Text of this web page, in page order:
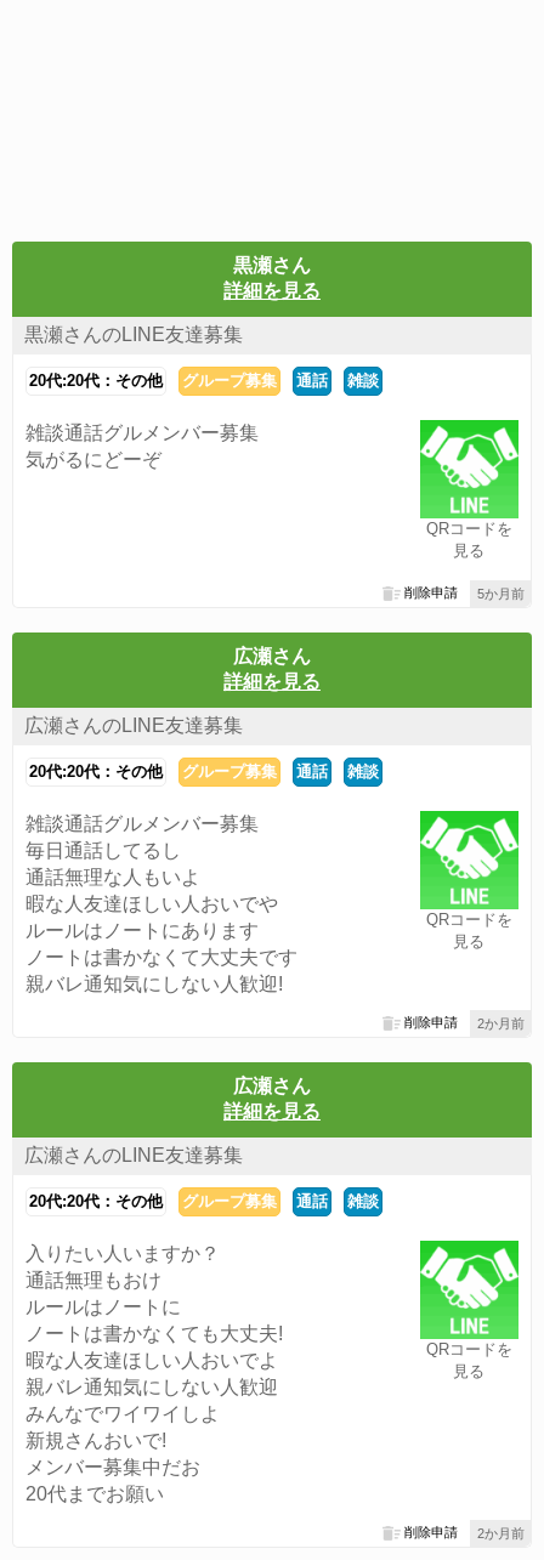
黒瀬さん
詳細を見る
黒瀬さんのLINE友達募集
20代:20代：その他 グループ募集 通話 雑談
QRコードを
見る
雑談通話グルメンバー募集
気がるにどーぞ
5か月前
削除申請
広瀬さん
詳細を見る
広瀬さんのLINE友達募集
20代:20代：その他 グループ募集 通話 雑談
QRコードを
見る
雑談通話グルメンバー募集
毎日通話してるし
通話無理な人もいよ
暇な人友達ほしい人おいでや
ルールはノートにあります
ノートは書かなくて大丈夫です
親バレ通知気にしない人歓迎!
2か月前
削除申請
広瀬さん
詳細を見る
広瀬さんのLINE友達募集
20代:20代：その他 グループ募集 通話 雑談
QRコードを
見る
入りたい人いますか？
通話無理もおけ
ルールはノートに
ノートは書かなくても大丈夫!
暇な人友達ほしい人おいでよ
親バレ通知気にしない人歓迎
みんなでワイワイしよ
新規さんおいで!
メンバー募集中だお
20代までお願い
2か月前
削除申請